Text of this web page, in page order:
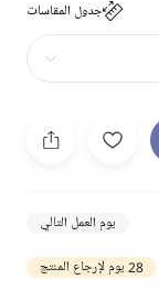
جدول المقاسات
يوم العمل التالي
28 يوم لإرجاع المنتج